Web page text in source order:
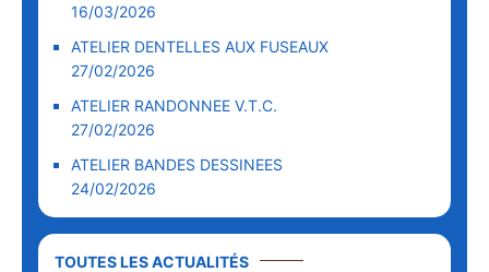
16/03/2026
ATELIER DENTELLES AUX FUSEAUX
27/02/2026
ATELIER RANDONNEE V.T.C.
27/02/2026
ATELIER BANDES DESSINEES
24/02/2026
TOUTES LES ACTUALITÉS